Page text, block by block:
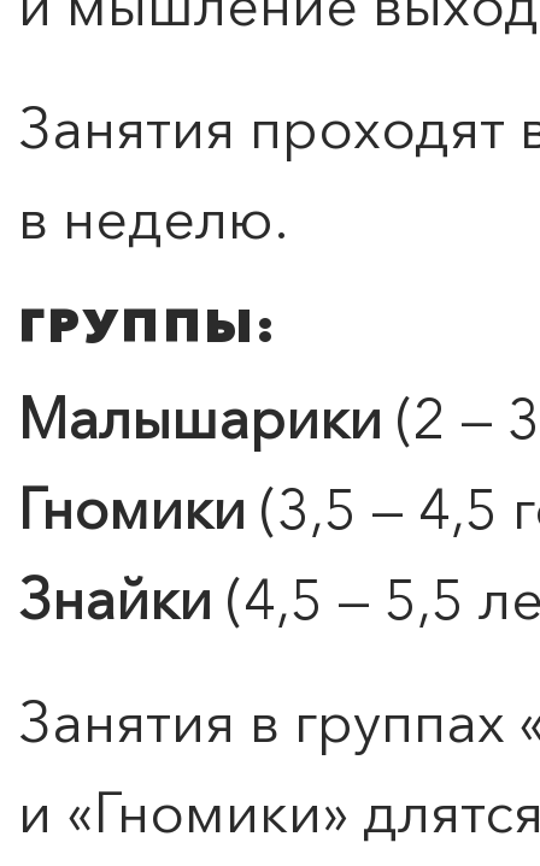
Занятия проходят
в неделю.
ГРУППЫ:
Малышарики (2 —
Гномики (3,5 — 4,5
Знайки (4,5 — 5,5
Занятия в
и «Гномики»